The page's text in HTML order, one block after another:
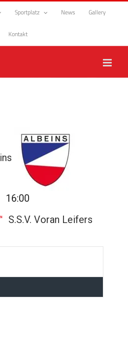
Sportplatz News Gallery
Kontakt
16:00
S.S.V. Voran Leifers